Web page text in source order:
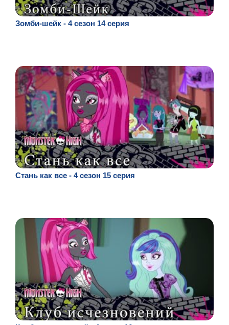
Зомби-шейк - 4 сезон 14 серия
Стань как все - 4 сезон 15 серия